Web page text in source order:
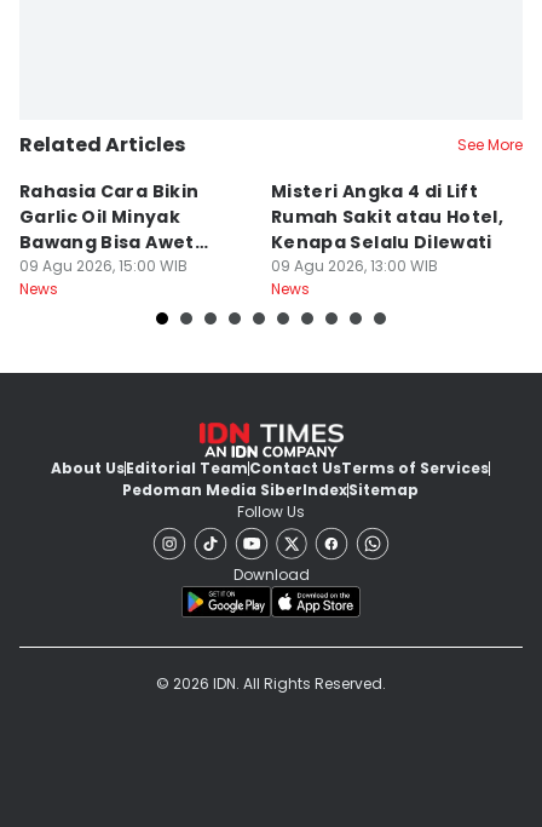
Related Articles See More
Rahasia Cara Bikin
Garlic Oil Minyak
Bawang Bisa Awet
Berbulan-bulan: Bumbu
Level Resto!
09 Agu 2026, 15:00 WIB
News
Misteri Angka 4 di Lift
Rumah Sakit atau Hotel,
Kenapa Selalu Dilewati
09 Agu 2026, 13:00 WIB
News
About UsEditorial TeamContact UsTerms of Services
Pedoman Media SiberIndexSitemap
Follow Us
Download
© 2026 IDN. All Rights Reserved.